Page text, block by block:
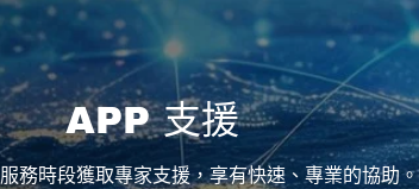
APP 支援
務時段獲取專家支援，享有快速、專業的協助。